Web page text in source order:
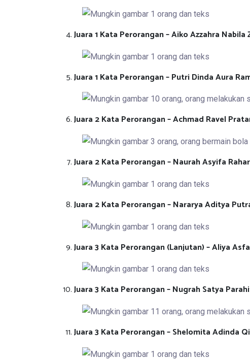
Juara 1 Kata Perorangan – Aiko Azzahra Nabila
Juara 1 Kata Perorangan – Putri Dinda Aura
Juara 2 Kata Perorangan – Achmad Ravel
Juara 2 Kata Perorangan – Naurah Asyifa
Juara 2 Kata Perorangan – Nararya Aditya
Juara 3 Kata Perorangan (Lanjutan) – Aliya
Juara 3 Kata Perorangan – Nugrah Satya
Juara 3 Kata Perorangan – Shelomita Adinda